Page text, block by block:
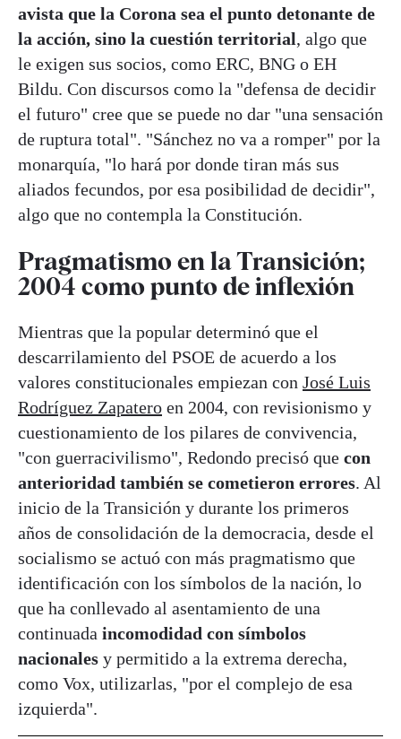
avista que la Corona sea el punto detonante de
la acción, sino la cuestión territorial, algo que
le exigen sus socios, como ERC, BNG o EH
Bildu. Con discursos como la "defensa de decidir
el futuro" cree que se puede no dar "una sensación
de ruptura total". "Sánchez no va a romper" por la
monarquía, "lo hará por donde tiran más sus
aliados fecundos, por esa posibilidad de decidir",
algo que no contempla la Constitución.
Pragmatismo en la Transición;
2004 como punto de inflexión
Mientras que la popular determinó que el
descarrilamiento del PSOE de acuerdo a los
valores constitucionales empiezan con José Luis
Rodríguez Zapatero en 2004, con revisionismo y
cuestionamiento de los pilares de convivencia,
"con guerracivilismo", Redondo precisó que con
anterioridad también se cometieron errores. Al
inicio de la Transición y durante los primeros
años de consolidación de la democracia, desde el
socialismo se actuó con más pragmatismo que
identificación con los símbolos de la nación, lo
que ha conllevado al asentamiento de una
continuada incomodidad con símbolos
nacionales y permitido a la extrema derecha,
como Vox, utilizarlas, "por el complejo de esa
izquierda".